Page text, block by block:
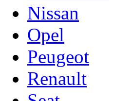
Nissan
Opel
Peugeot
Renault